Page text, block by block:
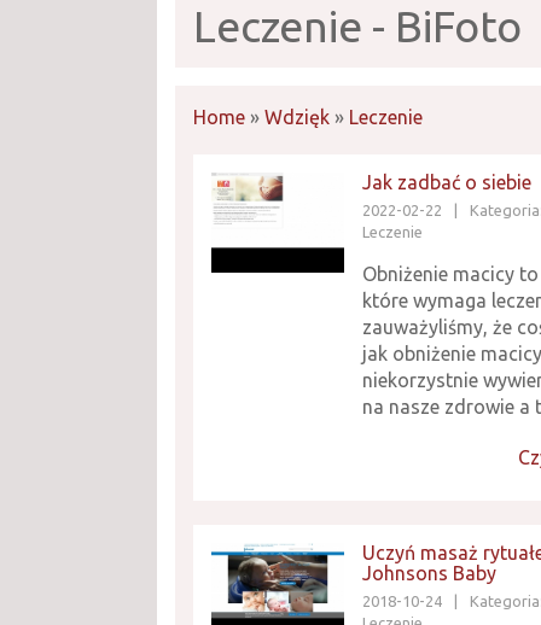
Leczenie - BiFoto
Home » Wdzięk » Leczenie
Jak zadbać o siebie
2022-02-22
Leczenie
Obniżenie macicy
które wymaga
zauważyliśmy, że
jak obniżenie
niekorzystnie
na nasze zdrowie a
Uczyń masaż
Johnsons Baby
2018-10-24